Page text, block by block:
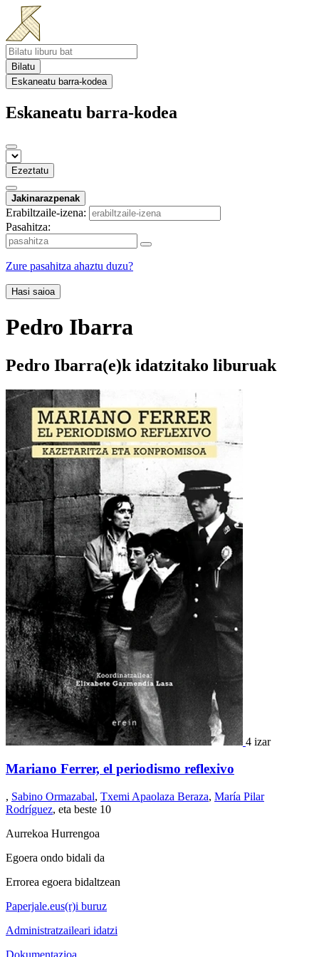
Bilatu
Eskaneatu barra-kodea
Eskaneatu barra-kodea
Ezeztatu
Jakinarazpenak
Erabiltzaile-izena:
Pasahitza:
Zure pasahitza ahaztu duzu?
Hasi saioa
Pedro Ibarra
Pedro Ibarra(e)k idatzitako liburuak
4 izar
Mariano Ferrer, el periodismo reflexivo
, Sabino Ormazabal, Txemi Apaolaza Beraza, María Pilar
Rodríguez, eta beste 10
Aurrekoa Hurrengoa
Egoera ondo bidali da
Errorea egoera bidaltzean
Paperjale.eus(r)i buruz
Administratzaileari idatzi
Dokumentazioa